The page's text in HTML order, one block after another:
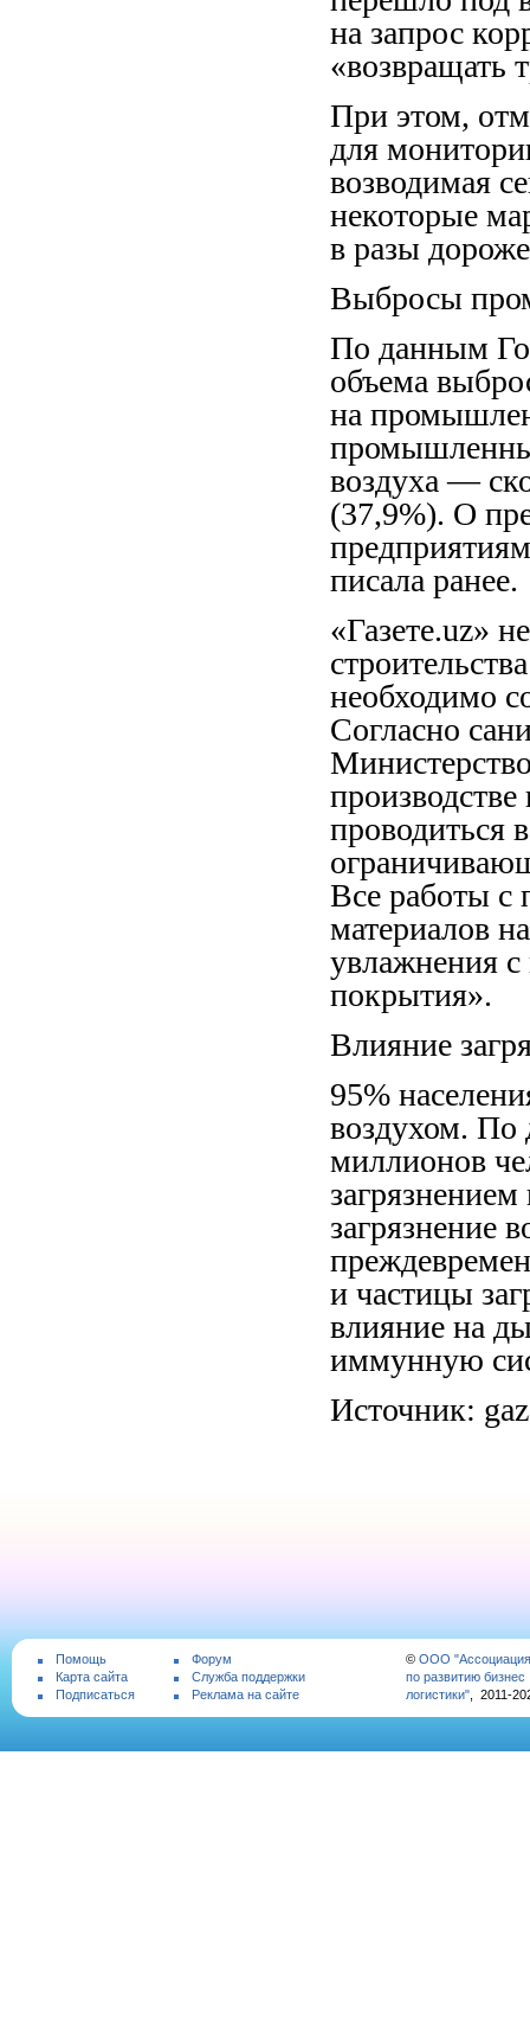
на запрос
«возвращать
При этом,
для
возводимая
некоторые
в разы
Выбросы
По данным
объема
на
воздуха —
(37,9%). О
писала ранее.
«Газете.uz»
необходимо
Согласно
проводиться
Все работы с
материалов
увлажнения
покрытия».
Влияние
95%
воздухом.
миллионов
загрязнение
и частицы
влияние на
иммунную
Источник:
Помощь
Карта сайта
Подписаться
Форум
Служба поддержки
Реклама на сайте
© ООО "Ассоциация
по развитию бизнес
логистики", 2011-